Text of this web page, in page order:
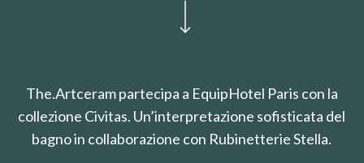
The.Artceram partecipa a EquipHotel Paris con la
collezione Civitas. Un’interpretazione sofisticata del
bagno in collaborazione con Rubinetterie Stella.